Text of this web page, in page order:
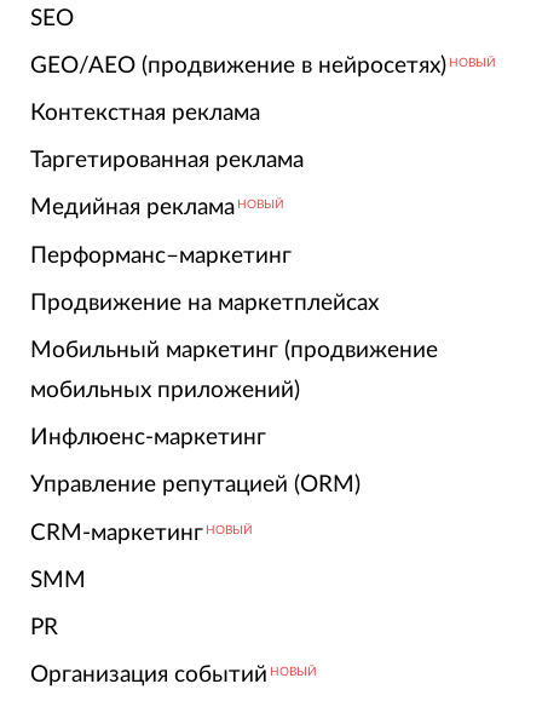
SEO
GEO/AEO (продвижение в нейросетях) НОВЫЙ
Контекстная реклама
Таргетированная реклама
Медийная реклама НОВЫЙ
Перформанс–маркетинг
Продвижение на маркетплейсах
Мобильный маркетинг (продвижение
мобильных приложений)
Инфлюенс-маркетинг
Управление репутацией (ORM)
CRM-маркетинг НОВЫЙ
SMM
PR
Организация событий НОВЫЙ